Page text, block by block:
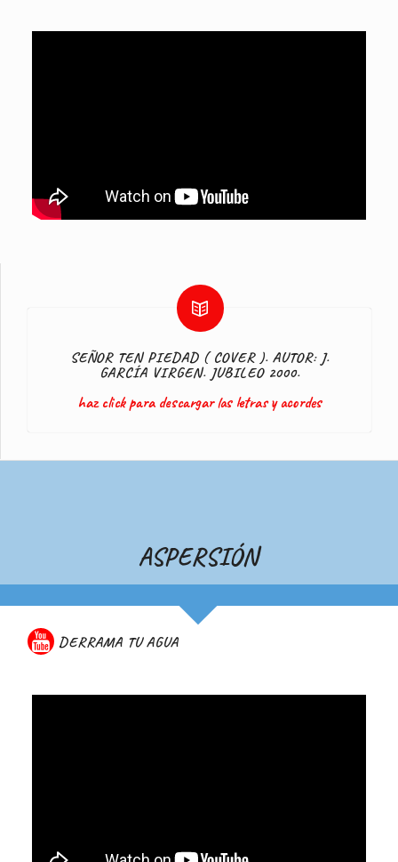
SEÑOR TEN PIEDAD ( COVER ). AUTOR: J.
GARCÍA VIRGEN. JUBILEO 2000.
haz click para descargar las letras y acordes
ASPERSIÓN
DERRAMA TU AGUA